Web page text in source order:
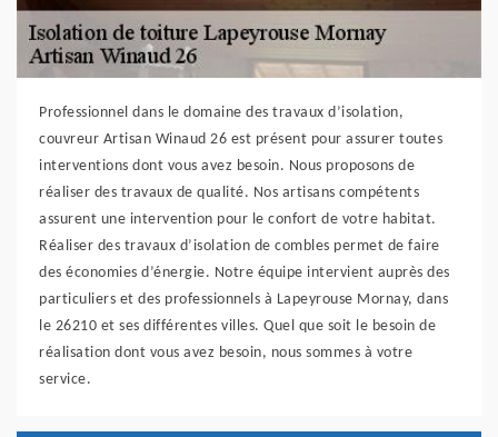
Professionnel dans le domaine des travaux d’isolation,
couvreur Artisan Winaud 26 est présent pour assurer toutes
interventions dont vous avez besoin. Nous proposons de
réaliser des travaux de qualité. Nos artisans compétents
assurent une intervention pour le confort de votre habitat.
Réaliser des travaux d’isolation de combles permet de faire
des économies d’énergie. Notre équipe intervient auprès des
particuliers et des professionnels à Lapeyrouse Mornay, dans
le 26210 et ses différentes villes. Quel que soit le besoin de
réalisation dont vous avez besoin, nous sommes à votre
service.